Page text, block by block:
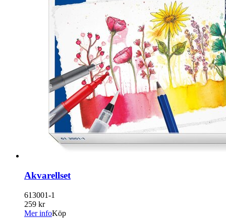
Akvarellset
613001-1
259 kr
Mer infoKöp